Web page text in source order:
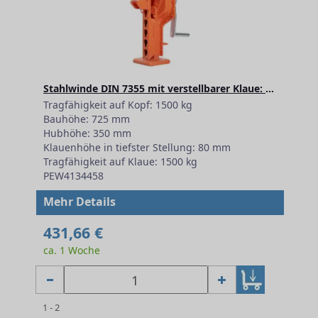
Stahlwinde DIN 7355 mit verstellbarer Klaue: SIKU 1500 kg
Tragfähigkeit auf Kopf: 1500 kg
Bauhöhe: 725 mm
Hubhöhe: 350 mm
Klauenhöhe in tiefster Stellung: 80 mm
Tragfähigkeit auf Klaue: 1500 kg
PEW4134458
Mehr Details
431,66 €
ca. 1 Woche
1 - 2